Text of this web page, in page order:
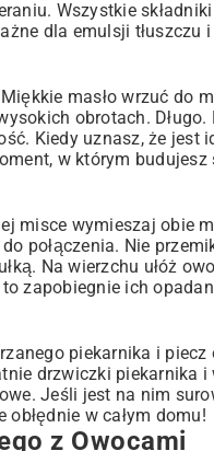
Wszystkie
dla emulsji tłuszczu
masło wrzuć do
obrotach. Długo.
Kiedy uznasz, że jest
w którym budujesz
misce wymieszaj obie
połączenia. Nie
Na wierzchu ułóż
zapobiegnie ich
piekarnika i piecz
drzwiczki piekarnika i
Jeśli jest na nim
obłędnie w całym domu!
z Owocami